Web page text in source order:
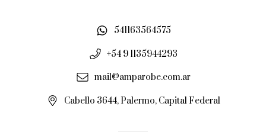
541163564575
+54 9 1135944293
mail@amparobe.com.ar
Cabello 3644, Palermo, Capital Federal